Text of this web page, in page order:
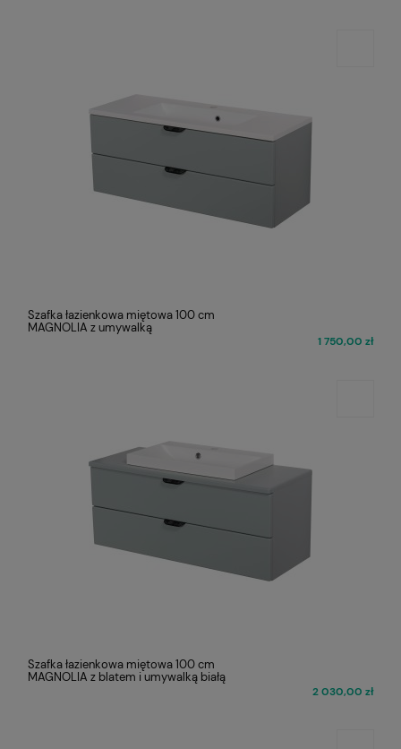
Szafka łazienkowa miętowa 100 cm
MAGNOLIA z umywalką
1 750,00 zł
Szafka łazienkowa miętowa 100 cm
MAGNOLIA z blatem i umywalką białą
2 030,00 zł